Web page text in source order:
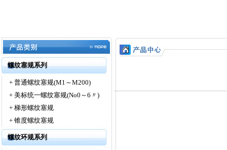
螺纹塞规系列
+ 普通螺纹塞规(M1～M200)
+ 美标统一螺纹塞规(No0～6〃)
+ 梯形螺纹塞规
+ 锥度螺纹塞规
螺纹环规系列